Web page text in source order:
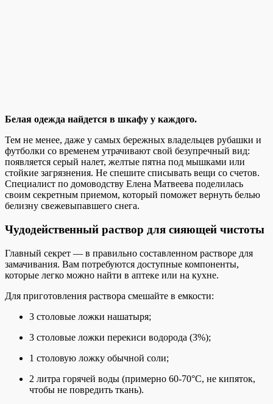
Белая одежда найдется в шкафу у каждого.
Тем не менее, даже у самых бережных владельцев рубашки и
футболки со временем утрачивают свой безупречный вид:
появляется серый налет, желтые пятна под мышками или
стойкие загрязнения. Не спешите списывать вещи со счетов.
Специалист по домоводству Елена Матвеева поделилась
своим секретным приемом, который поможет вернуть белью
белизну свежевыпавшего снега.
Чудодейственный раствор для сияющей чистоты
Главный секрет — в правильно составленном растворе для
замачивания. Вам потребуются доступные компоненты,
которые легко можно найти в аптеке или на кухне.
Для приготовления раствора смешайте в емкости:
3 столовые ложки нашатыря;
3 столовые ложки перекиси водорода (3%);
1 столовую ложку обычной соли;
2 литра горячей воды (примерно 60-70°C, не кипяток,
чтобы не повредить ткань).